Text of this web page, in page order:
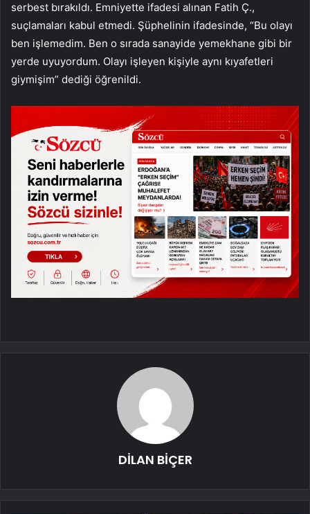
serbest bırakıldı. Emniyette ifadesi alınan Fatih Ç.,
suçlamaları kabul etmedi. Şüphelinin ifadesinde, “Bu olayı
ben işlemedim. Ben o sırada sanayide yemekhane gibi bir
yerde uyuyordum. Olayı işleyen kişiyle aynı kıyafetleri
giymişim” dediği öğrenildi.
DİLAN BİÇER